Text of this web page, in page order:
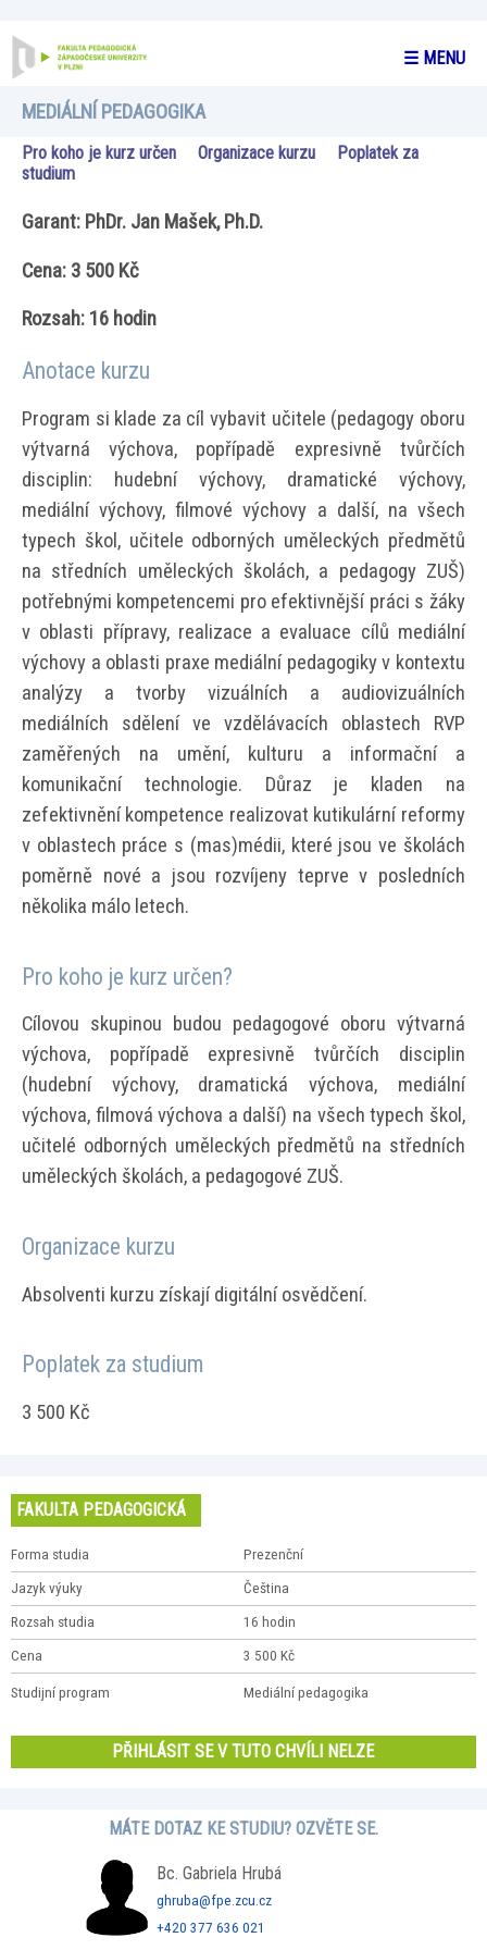
☰ MENU
MEDIÁLNÍ PEDAGOGIKA
Pro koho je kurz určen Organizace kurzu
Poplatek za
studium
Garant: PhDr. Jan Mašek, Ph.D.
Cena: 3 500 Kč
Rozsah: 16 hodin
Anotace kurzu
Program si klade za cíl vybavit učitele (pedagogy oboru
výtvarná výchova, popřípadě expresivně tvůrčích
disciplin: hudební výchovy, dramatické výchovy,
mediální výchovy, filmové výchovy a další, na všech
typech škol, učitele odborných uměleckých předmětů
na středních uměleckých školách, a pedagogy ZUŠ)
potřebnými kompetencemi pro efektivnější práci s žáky
v oblasti přípravy, realizace a evaluace cílů mediální
výchovy a oblasti praxe mediální pedagogiky v kontextu
analýzy a tvorby vizuálních a audiovizuálních
mediálních sdělení ve vzdělávacích oblastech RVP
zaměřených na umění, kulturu a informační a
komunikační technologie. Důraz je kladen na
zefektivnění kompetence realizovat kutikulární reformy
v oblastech práce s (mas)médii, které jsou ve školách
poměrně nové a jsou rozvíjeny teprve v posledních
několika málo letech.
Pro koho je kurz určen?
Cílovou skupinou budou pedagogové oboru výtvarná
výchova, popřípadě expresivně tvůrčích disciplin
(hudební výchovy, dramatická výchova, mediální
výchova, filmová výchova a další) na všech typech škol,
učitelé odborných uměleckých předmětů na středních
uměleckých školách, a pedagogové ZUŠ.
Organizace kurzu
Absolventi kurzu získají digitální osvědčení.
Poplatek za studium
3 500 Kč
FAKULTA PEDAGOGICKÁ
Forma studia Prezenční
Jazyk výuky Čeština
Rozsah studia 16 hodin
Cena 3 500 Kč
Studijní program Mediální pedagogika
PŘIHLÁSIT SE V TUTO CHVÍLI NELZE
MÁTE DOTAZ KE STUDIU? OZVĚTE SE.
Bc. Gabriela Hrubá
ghruba@fpe.zcu.cz
+420 377 636 021